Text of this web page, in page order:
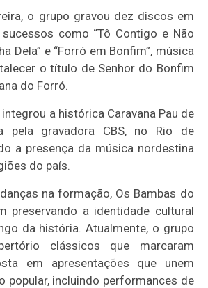
o grupo gravou dez discos em
como “Tô Contigo e Não
Dela” e “Forró em Bonfim”, música
o título de Senhor do Bonfim
do Forró.
a histórica Caravana Pau de
pela gravadora CBS, no Rio de
a presença da música nordestina
do país.
na formação, Os Bambas do
preservando a identidade cultural
da história. Atualmente, o grupo
clássicos que marcaram
em apresentações que unem
popular, incluindo performances de